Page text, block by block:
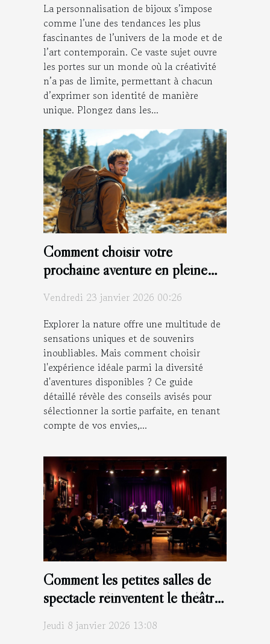
La personnalisation de bijoux s’impose
comme l’une des tendances les plus
fascinantes de l’univers de la mode et de
l’art contemporain. Ce vaste sujet ouvre
les portes sur un monde où la créativité
n’a pas de limite, permettant à chacun
d’exprimer son identité de manière
unique. Plongez dans les...
Comment choisir votre
prochaine aventure en pleine
Vendredi 23 janvier 2026 00:26
Explorer la nature offre une multitude de
sensations uniques et de souvenirs
inoubliables. Mais comment choisir
l'expérience idéale parmi la diversité
d'aventures disponibles ? Ce guide
détaillé révèle des conseils avisés pour
sélectionner la sortie parfaite, en tenant
compte de vos envies,...
Comment les petites salles de
spectacle réinventent le théâtre
Jeudi 8 janvier 2026 13:08